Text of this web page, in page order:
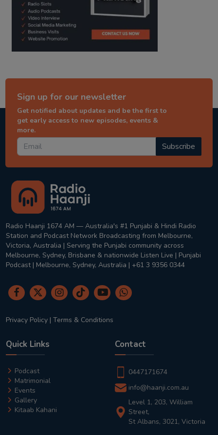
Sign up for our newsletter
Get notified about updates and be the first to
get early access to new episodes, events &
more.
Subscribe
Radio Haanji 1674 AM — Australia's #1 Punjabi & Hindi Radio
Station and Podcast Network Broadcasting from Melbourne,
Victoria, Australia | Serving the Punjabi community across
Melbourne, Sydney, Brisbane & nationwide Listen Live | Punjabi
Podcast | Melbourne, Sydney, Australia | +61 3 9356 0344
Privacy Policy | Terms & Conditions
Quick Links
Podcast
Matrimonial
Events
Gallery
Kitaab Kahani
Contact
0447171674
info@haanji.com.au
Level 1, 203, William
Street,
St Albans, 3021, Victoria